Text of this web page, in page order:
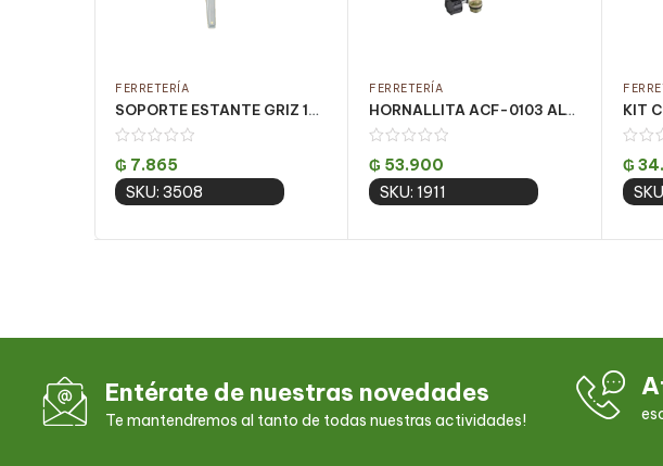
FERRETERÍA
SOPORTE ESTANTE GRIZ 10×12 CJ 24 UN
₲ 7.865
SKU: 3508
Add to cart
FERRETERÍA
HORNALLITA ACF-0103 ALTA PRESION 20CM 1 HORN. CJ C/ 12 UN
₲ 53.900
SKU: 1911
Add to cart
₲
Entérate de nuestras novedades
Te mantendremos al tanto de todas nuestras actividades!